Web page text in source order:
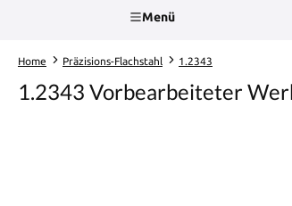
Menü
Home Präzisions-Flachstahl 1.2343
1.2343 Vorbearbeiteter